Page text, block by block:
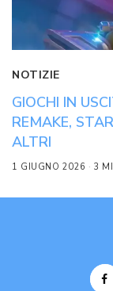
NOTIZIE
GIOCHI IN
REMAKE,
ALTRI
1 GIUGNO 2026 3